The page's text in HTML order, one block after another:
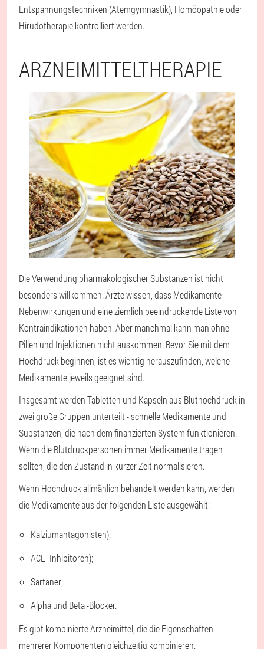
Entspannungstechniken (Atemgymnastik), Homöopathie oder
Hirudotherapie kontrolliert werden.
ARZNEIMITTELTHERAPIE
Die Verwendung pharmakologischer Substanzen ist nicht
besonders willkommen. Ärzte wissen, dass Medikamente
Nebenwirkungen und eine ziemlich beeindruckende Liste von
Kontraindikationen haben. Aber manchmal kann man ohne
Pillen und Injektionen nicht auskommen. Bevor Sie mit dem
Hochdruck beginnen, ist es wichtig herauszufinden, welche
Medikamente jeweils geeignet sind.
Insgesamt werden Tabletten und Kapseln aus Bluthochdruck in
zwei große Gruppen unterteilt - schnelle Medikamente und
Substanzen, die nach dem finanzierten System funktionieren.
Wenn die Blutdruckpersonen immer Medikamente tragen
sollten, die den Zustand in kurzer Zeit normalisieren.
Wenn Hochdruck allmählich behandelt werden kann, werden
die Medikamente aus der folgenden Liste ausgewählt:
Kalziumantagonisten);
ACE -Inhibitoren);
Sartaner;
Alpha und Beta -Blocker.
Es gibt kombinierte Arzneimittel, die die Eigenschaften
mehrerer Komponenten gleichzeitig kombinieren.